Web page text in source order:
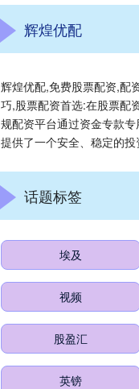
辉煌优配
辉煌优配,免费股票配资,配
巧,股票配资首选:在股票配
规配资平台通过资金专款
提供了一个安全、稳定的投
话题标签
埃及
视频
股盈汇
英镑